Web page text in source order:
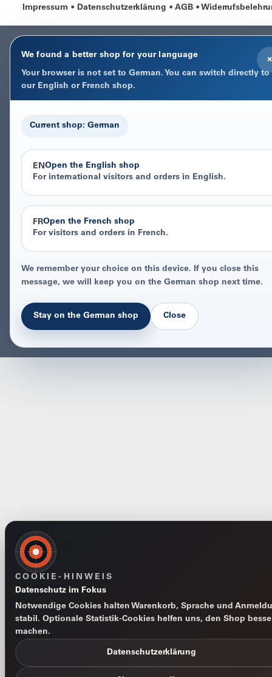
Impressum Datenschutzerklärung AGB
×
We found a better shop for your language
Your browser is not set to German. You can switch directly to
our English or French shop.
Current shop: German
EN Open the English shop
For international visitors and orders in English.
FROpen the French shop
For visitors and orders in French.
We remember your choice on this device. If you close this
message, we will keep you on the German shop next time.
Stay on the German shop Close
COOKIE-HINWEIS
Datenschutz im Fokus
Notwendige Cookies halten Warenkorb, Sprache und
stabil. Optionale Statistik-Cookies helfen uns, den Shop
machen.
Datenschutzerklärung